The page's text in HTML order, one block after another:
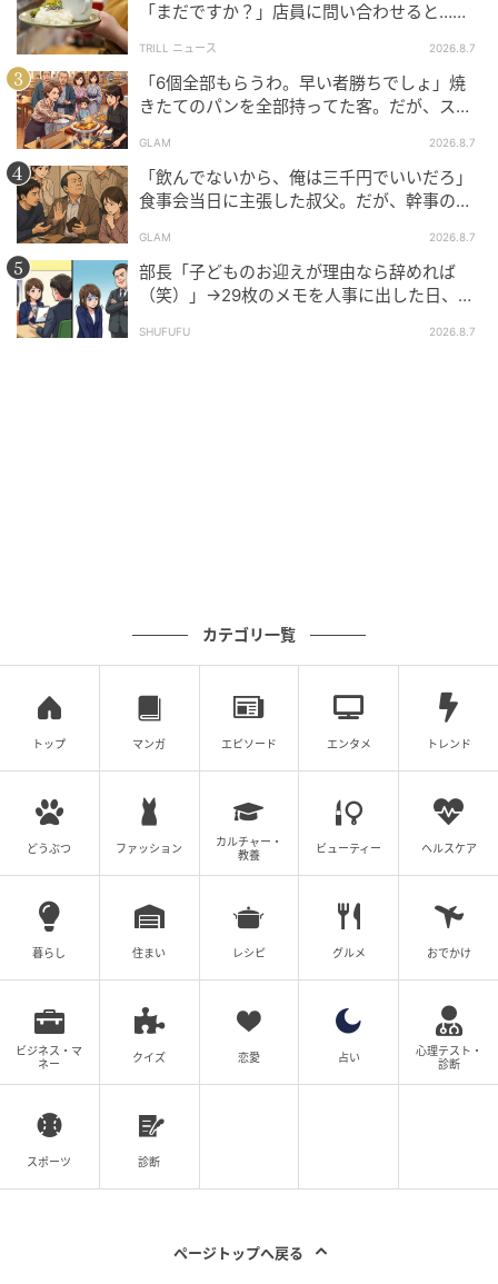
帝王切開や腹腔鏡手術の後に、手術瘢痕（しゅじゅつ
はんこん／手術の後の傷痕）へ病変が生じることがあ
ります。一方で、手術歴がなくても異所性子宮内膜症
が起こることがあり、血流やリンパ流による移行、あ
るいは組織の化生（子宮内膜に似た細胞に変化するこ
と）など、いくつかの説が考えられています。ただ
し、原因はまだ一つに確定していません。
病変をしっかり見極めた上で治療
診断には症状の経過に加え、画像検査が参考になりま
※記事の内容は公開当時の情報であり、現在と異なる
場合があります。記事の内容は個人の感想です。
※本記事の内容は、必ずしもすべての状況にあてはま
るとは限りません。必要に応じて医師や専門家に相談
するなど、ご自身の責任と判断によって適切なご対応
をお願いいたします。
監修：早川 潤先生（早川クリニック 院長）
著者：足立香織／40代女性・パート
イラスト：ほや助
※ベビーカレンダーが独自に実施したアンケートで集
めた読者様の体験談をもとに記事化しています（回答
時期：2026年5月）
ら更年期以降まで、幅広い世代の女性の健康を支えて
「まだですか？」店員に問い合わせると…そ
せん」
TRILL ニュース 2026.8.7
「6個全部もらうわ。早い者勝ちでしょ」焼
きたてのパンを全部持ってた客。だが、スタ
GLAM 2026.8.7
「飲んでないから、俺は三千円でいいだろ」
食事会当日に主張した叔父。だが、幹事のい
GLAM 2026.8.7
部長「子どものお迎えが理由なら辞めれば
（笑）」→29枚のメモを人事に出した日、部
SHUFUFU 2026.8.7
カテゴリ一覧
トップ マンガ エピソード エンタメ トレンド
どうぶつ ファッション
カルチャー・
教養
ビューティー ヘルスケア
暮らし 住まい レシピ グルメ おでかけ
ビジネス・マ
ネー
クイズ 恋愛 占い
心理テスト・
診断
スポーツ 診断
ページトップへ戻る